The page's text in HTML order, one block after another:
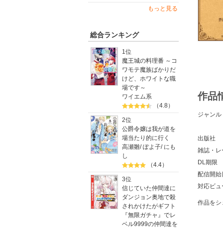
もっと見る
総合ランキング
1位
魔王城の料理番 ～コ
ワモテ魔族ばかりだ
けど、ホワイトな職
場です～
ワイエム系
（4.8）
2位
公爵令嬢は我が道を
場当たり的に行く
高瀬雛/ぽよ子/ にも
し
（4.4）
3位
信じていた仲間達に
ダンジョン奥地で殺
されかけたがギフト
『無限ガチャ』でレ
ベル9999の仲間達を
作品
ジャンル
出版社
雑誌・レ
DL期限
配信開始
対応ビュ
作品をシ